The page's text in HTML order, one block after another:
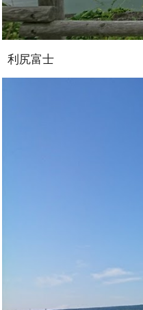
利尻富士